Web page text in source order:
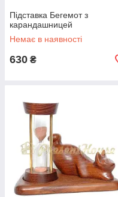
Підставка Бегемот з
карандашницей
Немає в наявності
630 ₴